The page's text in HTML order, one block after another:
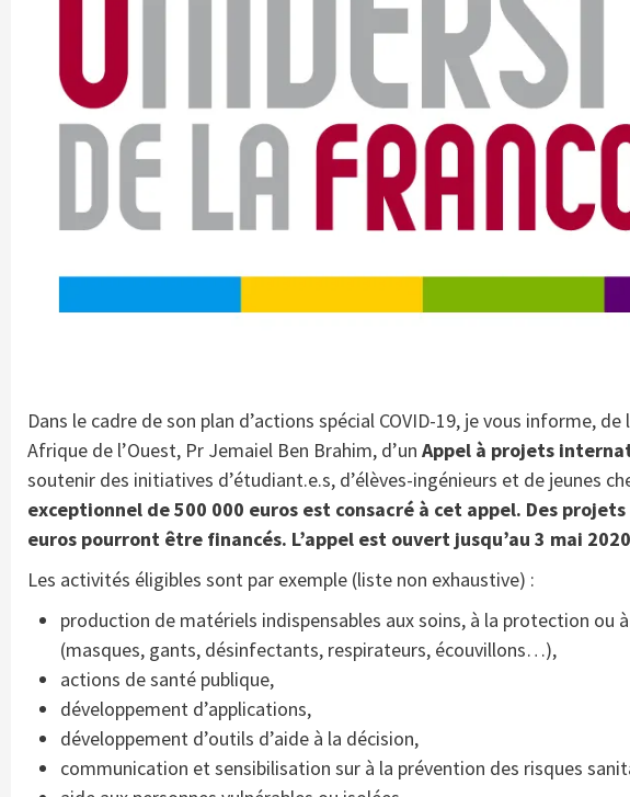
Dans le cadre de son plan d’actions spécial COVID-19, je vous informe,
Afrique de l’Ouest, Pr Jemaiel Ben Brahim, d’un Appel à projets
soutenir des initiatives d’étudiant.e.s, d’élèves-ingénieurs et de jeunes
exceptionnel de 500 000 euros est consacré à cet appel. Des
euros pourront être financés. L’appel est ouvert jusqu’au 3 mai
Les activités éligibles sont par exemple (liste non exhaustive) :
production de matériels indispensables aux soins, à la protection ou
(masques, gants, désinfectants, respirateurs, écouvillons…),
actions de santé publique,
développement d’applications,
développement d’outils d’aide à la décision,
communication et sensibilisation sur à la prévention des risques